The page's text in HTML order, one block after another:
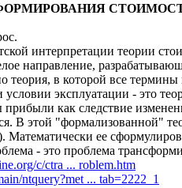
интерпретации теории
направление,
теория, в которой все
эксплуатации - это
как следствие
В этой "формализованной"
Математически ее
- это проблема
c/ctra ... roblem.htm
ntquery?met ... tab=2222_1